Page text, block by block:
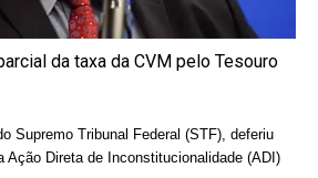
da taxa da CVM pelo Tesouro
Supremo Tribunal Federal (STF), deferiu
Ação Direta de Inconstitucionalidade (ADI)